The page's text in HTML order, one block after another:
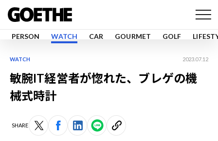
PERSON WATCH CAR GOURMET GOLF
WATCH 2023.07.12
敏腕IT経営者が惚れた、ブレゲの機
械式時計
SHARE